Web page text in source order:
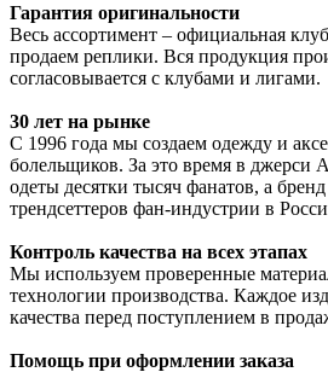
Гарантия оригинальности
Весь ассортимент – официальная
продаем реплики. Вся продукция
согласовывается с клубами и лигами.
30 лет на рынке
С 1996 года мы создаем одежду и
болельщиков. За это время в джерси
одеты десятки тысяч фанатов, а
трендсеттеров фан-индустрии в
Контроль качества на всех этапах
Мы используем проверенные
технологии производства. Каждое
качества перед поступлением в
Помощь при оформлении заказа